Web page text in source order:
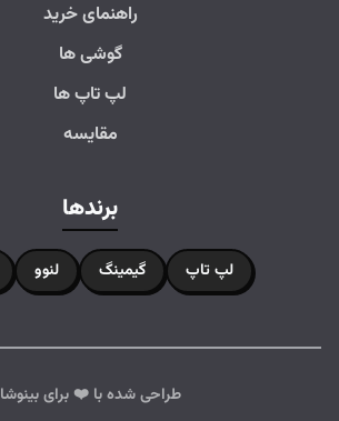
راهنمای خرید
گوشی ها
لپ تاپ ها
مقایسه
برندها
لپ تاپ گیمینگ لنوو
طراحی شده با ❤️ برای بینوشا